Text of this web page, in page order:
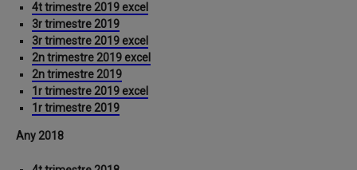
4t trimestre 2019 excel
3r trimestre 2019
3r trimestre 2019 excel
2n trimestre 2019 excel
2n trimestre 2019
1r trimestre 2019 excel
1r trimestre 2019
Any 2018